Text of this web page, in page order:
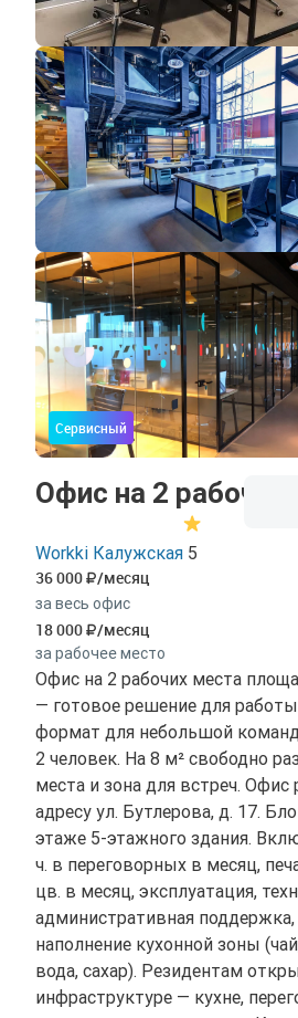
Сервисный
Офис на 2 рабочих
Workki Калужская 5
36 000 /месяц
за весь офис
18 000 /месяц
за рабочее место
Офис на 2 рабочих места
— готовое решение для
формат для небольшой
2 человек. На 8 м² свободно
места и зона для встреч. Офис
адресу ул. Бутлерова, д. 17.
этаже 5-этажного здания.
ч. в переговорных в месяц,
цв. в месяц, эксплуатация,
административная
наполнение кухонной зоны
вода, сахар). Резидентам
инфраструктуре — кухне,